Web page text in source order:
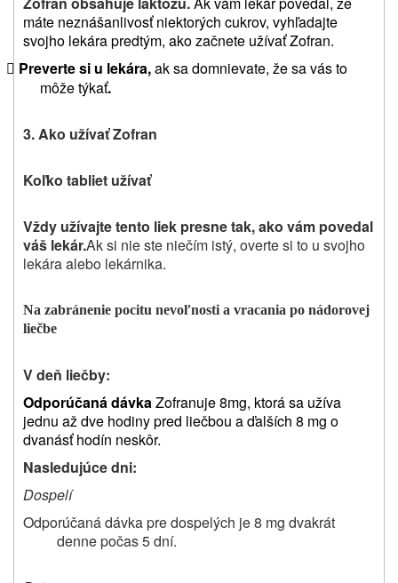
máte neznášanlivosť niektorých cukrov, vyhľadajte
svojho lekára predtým, ako začnete užívať Zofran.
 Preverte si u lekára,ak sa domnievate, že sa vás to
môže týkať.
3. Ako užívať Zofran
Koľko tabliet užívať
Vždy užívajte tento liek presne tak, ako vám povedal
váš lekár.Ak si nie ste niečím istý, overte si to u svojho
lekára alebo lekárnika.
Na zabránenie pocitu nevoľnosti a vracania po nádorovej
liečbe
V deň liečby:
Odporúčaná dávkaZofranuje8mg, ktorá sa užíva
jednu až dve hodiny pred liečbou a ďalších 8 mg o
dvanásť hodín neskôr.
Nasledujúce dni:
Dospelí
Odporúčaná dávka pre dospelých je 8 mg dvakrát
denne počas 5 dní.